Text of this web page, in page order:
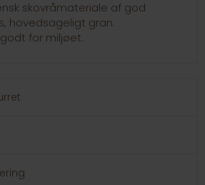
skovråmateriale af god
hovedsageligt gran.
for miljøet.